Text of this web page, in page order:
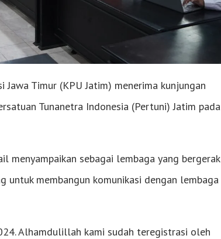
Timur (KPU Jatim) menerima kunjungan
Tunanetra Indonesia (Pertuni) Jatim pada
menyampaikan sebagai lembaga yang bergerak
untuk membangun komunikasi dengan lembaga
Alhamdulillah kami sudah teregistrasi oleh